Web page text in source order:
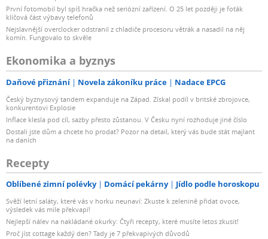
První fotomobil byl spíš hračka než seriózní zařízení. O 25 let později je foťák
klíčová část výbavy telefonů
Nejslavnější overclocker odstranil z chladiče procesoru větrák a nasadil na něj
komín. Fungovalo to skvěle
Ekonomika a byznys
Daňové přiznání Novela zákoníku práce Nadace EPCG
Český byznysový tandem expanduje na Západ. Získal podíl v britské zbrojovce,
konkurentovi Explosie
Inflace klesla pod cíl, sazby přesto zůstanou. V Česku nyní rozhoduje jiné číslo
Dostali jste dům a chcete ho prodat? Pozor na detail, který vás bude stát majlant
na daních
Recepty
Oblíbené zimní polévky Domácí pekárny Jídlo podle horoskopu
Svěží letní saláty, které vás v horku neunaví: Zkuste k zelenině přidat ovoce,
výsledek vás mile překvapí!
Nejlepší nálev na nakládané okurky: Čtyři recepty, které musíte letos zkusit!
Proč jíst cottage každý den? Tady je 7 překvapivých důvodů